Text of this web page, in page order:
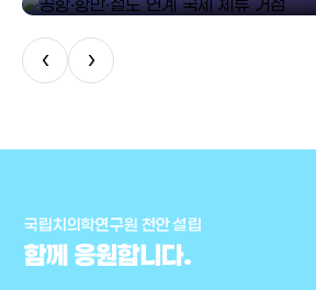
‹ ›
국립치의학연구원 천안 설립
함께 응원합니다.